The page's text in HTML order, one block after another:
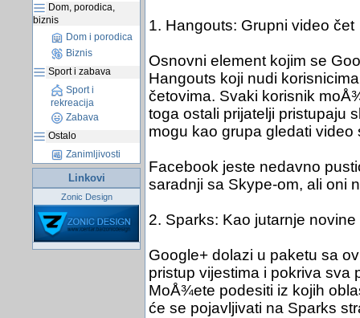
Dom, porodica,
biznis
Dom i porodica
Biznis
Sport i zabava
Sport i
rekreacija
Zabava
Ostalo
Zanimljivosti
Linkovi
Zonic Design
1. Hangouts: Grupni video čet
Osnovni element kojim se
Hangouts koji nudi
četovima. Svaki korisnik
toga ostali prijatelji pristupaju
mogu kao grupa gledati video
Facebook jeste nedavno
saradnji sa Skype-om, ali oni
2. Sparks: Kao jutarnje novine
Google+ dolazi u paketu sa
pristup vijestima i pokriva sva
MoÅ¾ete podesiti iz kojih
će se pojavljivati na Sparks